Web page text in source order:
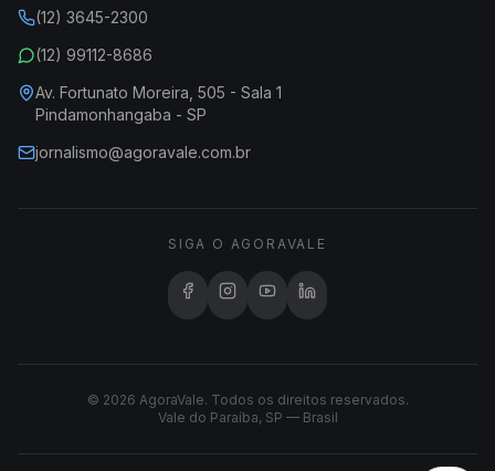
(12) 3645-2300
(12) 99112-8686
Av. Fortunato Moreira, 505 - Sala 1
Pindamonhangaba - SP
jornalismo@agoravale.com.br
SIGA O AGORAVALE
© 2026 AgoraVale. Todos os direitos reservados.
Vale do Paraíba, SP — Brasil